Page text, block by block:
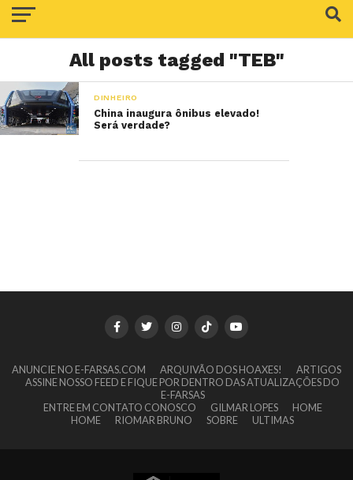
All posts tagged "TEB"
DINHEIRO
China inaugura ônibus elevado!
Será verdade?
ANUNCIE NO E-FARSAS.COM ARQUIVÃO DOS HOAXES!
ARTIGOS
ASSINE NOSSO FEED E FIQUE POR DENTRO DAS ATUALIZAÇÕES DO
E-FARSAS
ENTRE EM CONTATO CONOSCO
GILMAR LOPES
HOME
HOME
RIOMAR BRUNO SOBRE ULTIMAS